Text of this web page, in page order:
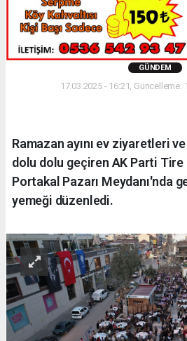
GÜNDEM
17.03.2025 - 16:21, Güncelleme:
Ramazan ayını ev ziyaretleri
dolu dolu geçiren AK Parti Tire
Portakal Pazarı Meydanı'nda
yemeği düzenledi.